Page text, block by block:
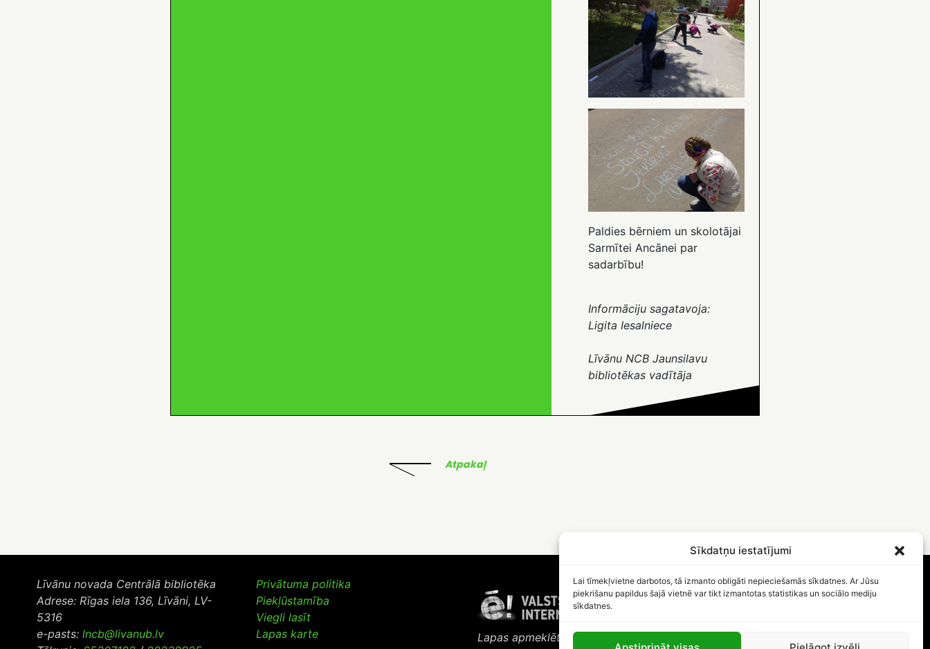
Sīkdatņu iestatījumi
Lai tīmekļvietne darbotos, tā izmanto obligāti nepieciešamās sīkdatnes. Ar Jūsu
piekrišanu papildus šajā vietnē var tikt izmantotas statistikas un sociālo mediju
sīkdatnes.
Paldies bērniem un skolotājai
Sarmītei Ancānei par
sadarbību!
Informāciju sagatavoja:
Ligita Iesalniece
Līvānu NCB Jaunsilavu
bibliotēkas vadītāja
Atpakaļ
Līvānu novada Centrālā bibliotēka
Adrese: Rīgas iela 136, Līvāni, LV-
5316
e-pasts: lncb@livanub.lv
Privātuma politika
Piekļūstamība
Viegli lasīt
Lapas karte
Lapas apmeklētāju skaits: